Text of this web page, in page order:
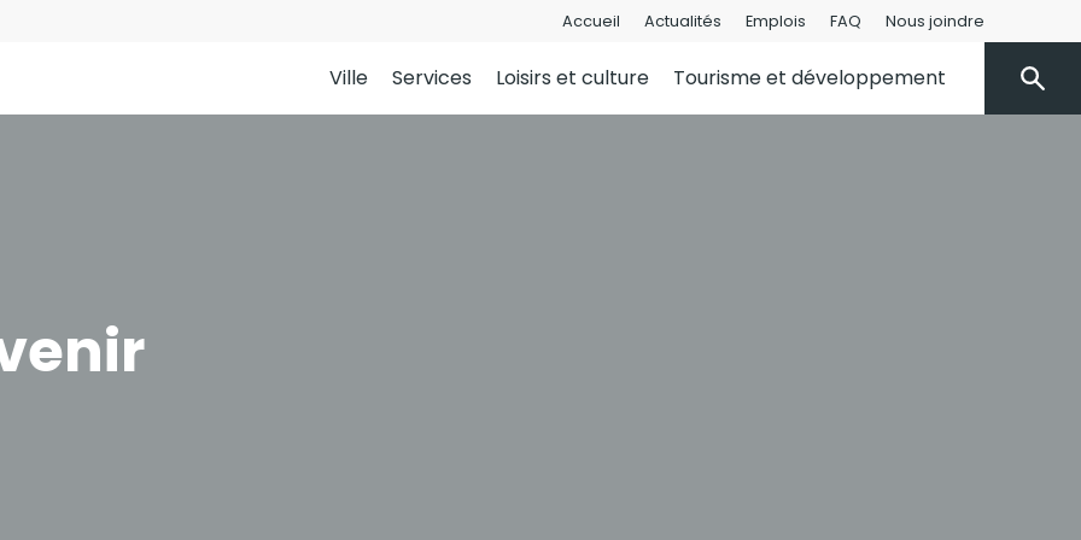
Accueil Actualités Emplois FAQ Nous joindre
Ville Services Loisirs et culture Tourisme et développement